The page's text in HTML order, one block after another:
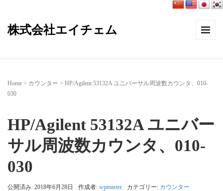
株式会社エイチェム
Home > カウンター > HP/Agilent 53132A ユニバーサル周波数カウンタ、010-
030
HP/Agilent 53132A ユニバー
サル周波数カウンタ、010-
030
公開済み: 2018年6月28日 作成者: wpmaster カテゴリー: カウンター